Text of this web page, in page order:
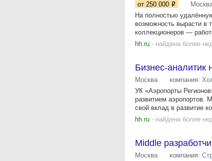
от 250 000
На полностью
возможность вырасти в
коллекционеров —
hh.ru - найдена более
Бизнес-аналитик
Москва компания:
УК «Аэропорты
развитием аэропортов.
свой вклад в развитие
hh.ru - найдена более
Middle
Москва компания: